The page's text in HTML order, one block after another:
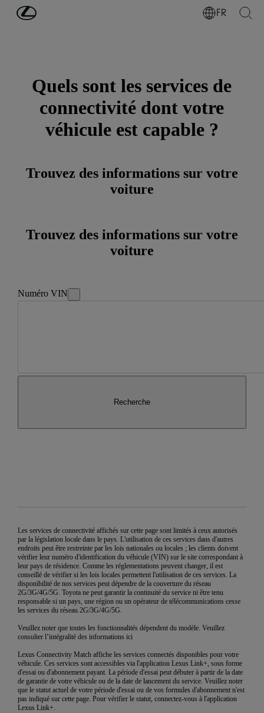
Passer au contenu principal FR
Quels sont les services de
connectivité dont votre
véhicule est capable ?
Trouvez des informations sur votre
voiture
Trouvez des informations sur votre
voiture
Numéro VIN
Recherche
Les services de connectivité affichés sur cette page sont limités à ceux autorisés
par la législation locale dans le pays. L'utilisation de ces services dans d'autres
endroits peut être restreinte par les lois nationales ou locales ; les clients doivent
vérifier leur numéro d'identification du véhicule (VIN) sur le site correspondant à
leur pays de résidence. Comme les réglementations peuvent changer, il est
conseillé de vérifier si les lois locales permettent l'utilisation de ces services. La
disponibilité de nos services peut dépendre de la couverture du réseau
2G/3G/4G/5G. Toyota ne peut garantir la continuité du service ni être tenu
responsable si un pays, une région ou un opérateur de télécommunications cesse
les services du réseau 2G/3G/4G/5G.
Veuillez noter que toutes les fonctionnalités dépendent du modèle. Veuillez
consulter l’intégralité des informations ici
Lexus Connectivity Match affiche les services connectés disponibles pour votre
véhicule. Ces services sont accessibles via l'application Lexus Link+, sous forme
d'essai ou d'abonnement payant. La période d'essai peut débuter à partir de la date
de garantie de votre véhicule ou de la date de lancement du service. Veuillez noter
que le statut actuel de votre période d'essai ou de vos formules d'abonnement n'est
pas indiqué sur cette page. Pour vérifier le statut, connectez-vous à l'application
Lexus Link+.